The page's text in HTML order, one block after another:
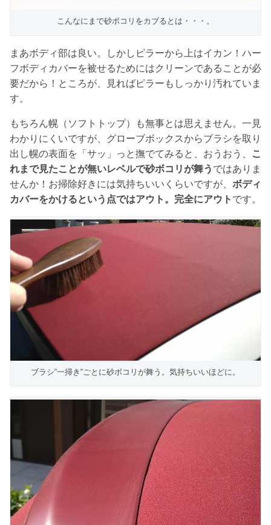
こんなにまで砂ボコリをカブるとは・・・。
まあボディ部は良い。しかしピラーから上はイカン！ハー
フボディカバーを被せるためにはクリーンであることが必
要だから！ところが、見ればピラーもしっかり汚れていま
す。
もちろん幌（ソフトトップ）も無事とは思えません。一見
わかりにくいですが、グローブボックスからブラシを取り
出し幌の表面を「サッ」っと撫でてみると、おうおう、
こ
れまで見たことが無いレベルで砂ボコリが舞う ではありま
せんか！お掃除好きには気持ちいいくらいですが、 ボディ
カバーをかけるという点ではアウト。完全にアウト です。
ブラシ“一掃き“ごとに砂ボコリが舞う。気持ちいいほどに。